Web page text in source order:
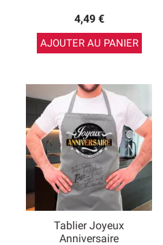
4,49 €
AJOUTER AU PANIER
Tablier Joyeux
Anniversaire